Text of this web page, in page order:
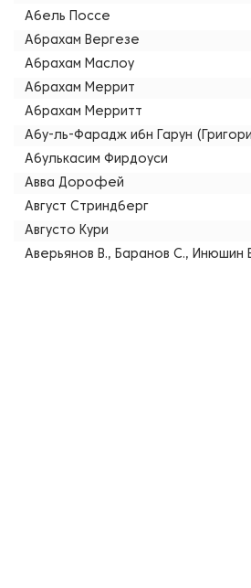
Абель Поссе
Абрахам Вергезе
Абрахам Маслоу
Абрахам Меррит
Абрахам Мерритт
Абу-ль-Фарадж ибн Гарун
Абулькасим Фирдоуси
Авва Дорофей
Август Стриндберг
Августо Кури
Аверьянов В., Баранов С., Инюшин